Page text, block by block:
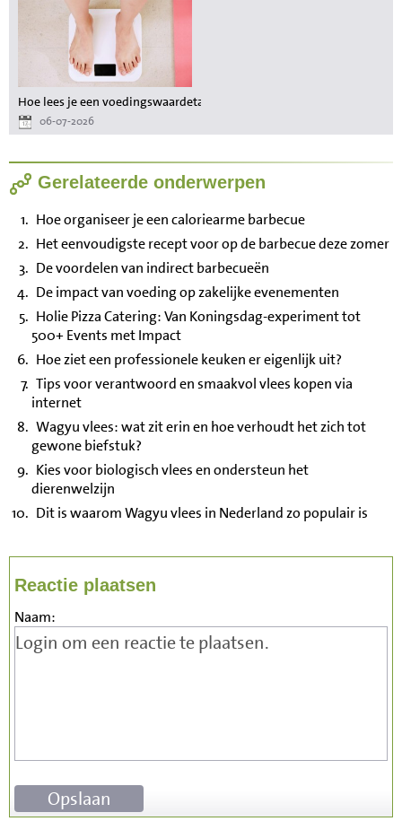
Hoe lees je een voedingswaardetabel als je wilt afvallen?
06-07-2026
Gerelateerde onderwerpen
Hoe organiseer je een caloriearme barbecue
Het eenvoudigste recept voor op de barbecue deze zomer
De voordelen van indirect barbecueën
De impact van voeding op zakelijke evenementen
Holie Pizza Catering: Van Koningsdag-experiment tot
500+ Events met Impact
Hoe ziet een professionele keuken er eigenlijk uit?
Tips voor verantwoord en smaakvol vlees kopen via
internet
Wagyu vlees: wat zit erin en hoe verhoudt het zich tot
gewone biefstuk?
Kies voor biologisch vlees en ondersteun het
dierenwelzijn
Dit is waarom Wagyu vlees in Nederland zo populair is
Reactie plaatsen
Naam: